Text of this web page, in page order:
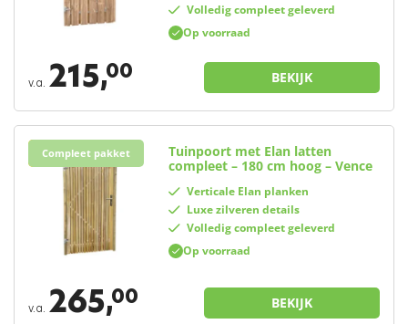
Op voorraad
Volledig compleet geleverd
v.a. 215,00 BEKIJK
Elan
Compleet pakket
Op voorraad
Tuinpoort met Elan latten
compleet – 180 cm hoog – Vence
Verticale Elan planken
Luxe zilveren details
Volledig compleet geleverd
v.a. 265,00 BEKIJK